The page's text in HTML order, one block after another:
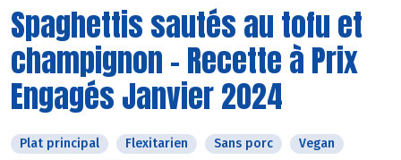
Spaghettis sautés au tofu et
champignon - Recette à Prix
Engagés Janvier 2024
Plat principal Flexitarien Sans porc
Vegan